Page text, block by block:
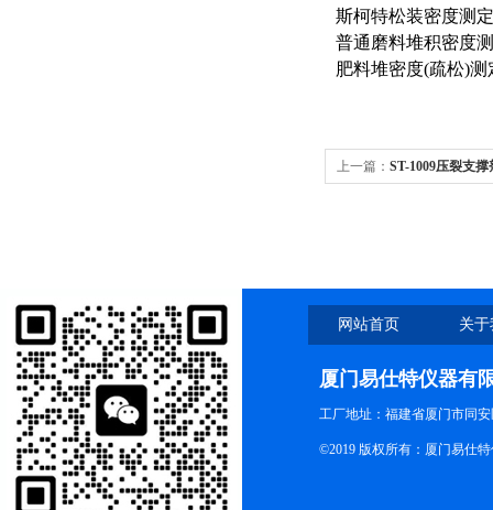
斯柯特松装密度测
普通磨料堆积密度
肥料堆密度(疏松)测
上一篇： ST-1009压裂支
网站首页 关
厦门易仕特仪器有
工厂地址：福建省厦门市同
©2019 版权所有：厦门易仕